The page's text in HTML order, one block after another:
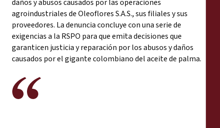
daños y abusos causados por las operaciones
agroindustriales de Oleoflores S.A.S., sus filiales y sus
proveedores. La denuncia concluye con una serie de
exigencias a la RSPO para que emita decisiones que
garanticen justicia y reparación por los abusos y daños
causados por el gigante colombiano del aceite de palma.